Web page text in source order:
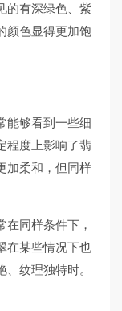
的有深绿色、紫
颜色显得更加饱
能够看到一些细
程度上影响了翡
加柔和，但同样
同样条件下，
在某些情况下也
纹理独特时。